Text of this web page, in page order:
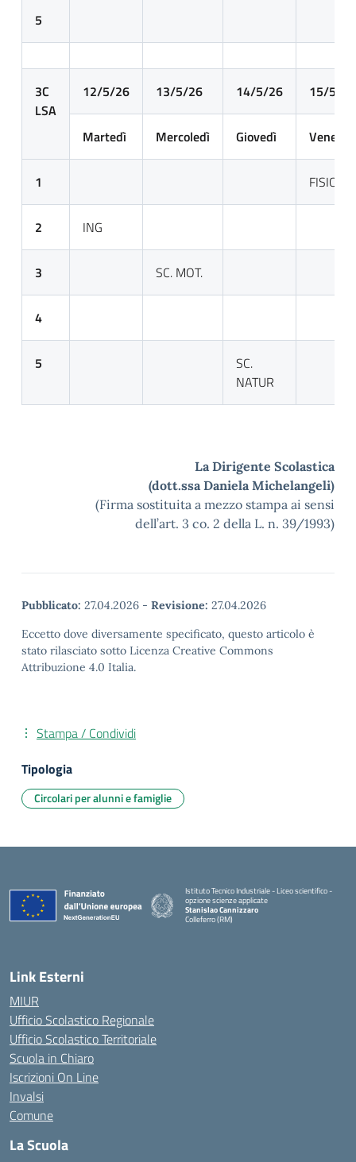
5
3C
LSA
12/5/26 13/5/26 14/5/26 15/5/26
Martedì Mercoledì Giovedì Venerdì
1 FISICA
2 ING
3 SC. MOT.
4
5
SC.
NATUR
La Dirigente Scolastica
(dott.ssa Daniela Michelangeli)
(Firma sostituita a mezzo stampa ai sensi
dell’art. 3 co. 2 della L. n. 39/1993)
Pubblicato: 27.04.2026 - Revisione: 27.04.2026
Eccetto dove diversamente specificato, questo articolo è
stato rilasciato sotto Licenza Creative Commons
Attribuzione 4.0 Italia.
Stampa / Condividi
Tipologia
Circolari per alunni e famiglie
Istituto Tecnico Industriale - Liceo scientifico -
opzione scienze applicate
Stanislao Cannizzaro
Colleferro (RM)
Link Esterni
MIUR
Ufficio Scolastico Regionale
Ufficio Scolastico Territoriale
Scuola in Chiaro
Iscrizioni On Line
Invalsi
Comune
La Scuola